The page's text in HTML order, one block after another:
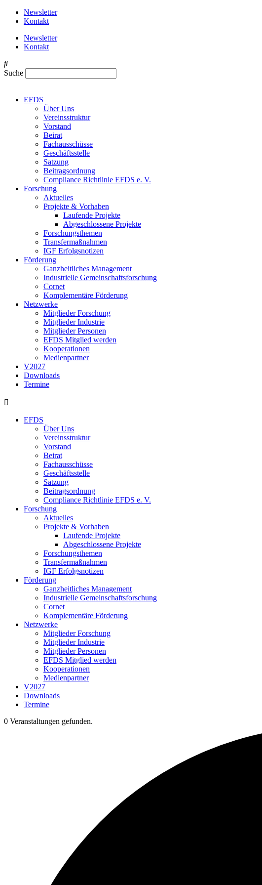
Newsletter
Kontakt
Newsletter
Kontakt
Suche
EFDS
Über Uns
Vereinsstruktur
Vorstand
Beirat
Fachausschüsse
Geschäftsstelle
Satzung
Beitragsordnung
Compliance Richtlinie EFDS e. V.
Forschung
Aktuelles
Projekte & Vorhaben
Laufende Projekte
Abgeschlossene Projekte
Forschungsthemen
Transfermaßnahmen
IGF Erfolgsnotizen
Förderung
Ganzheitliches Management
Industrielle Gemeinschaftsforschung
Cornet
Komplementäre Förderung
Netzwerke
Mitglieder Forschung
Mitglieder Industrie
Mitglieder Personen
EFDS Mitglied werden
Kooperationen
Medienpartner
V2027
Downloads
Termine
EFDS
Über Uns
Vereinsstruktur
Vorstand
Beirat
Fachausschüsse
Geschäftsstelle
Satzung
Beitragsordnung
Compliance Richtlinie EFDS e. V.
Forschung
Aktuelles
Projekte & Vorhaben
Laufende Projekte
Abgeschlossene Projekte
Forschungsthemen
Transfermaßnahmen
IGF Erfolgsnotizen
Förderung
Ganzheitliches Management
Industrielle Gemeinschaftsforschung
Cornet
Komplementäre Förderung
Netzwerke
Mitglieder Forschung
Mitglieder Industrie
Mitglieder Personen
EFDS Mitglied werden
Kooperationen
Medienpartner
V2027
Downloads
Termine
0 Veranstaltungen gefunden.